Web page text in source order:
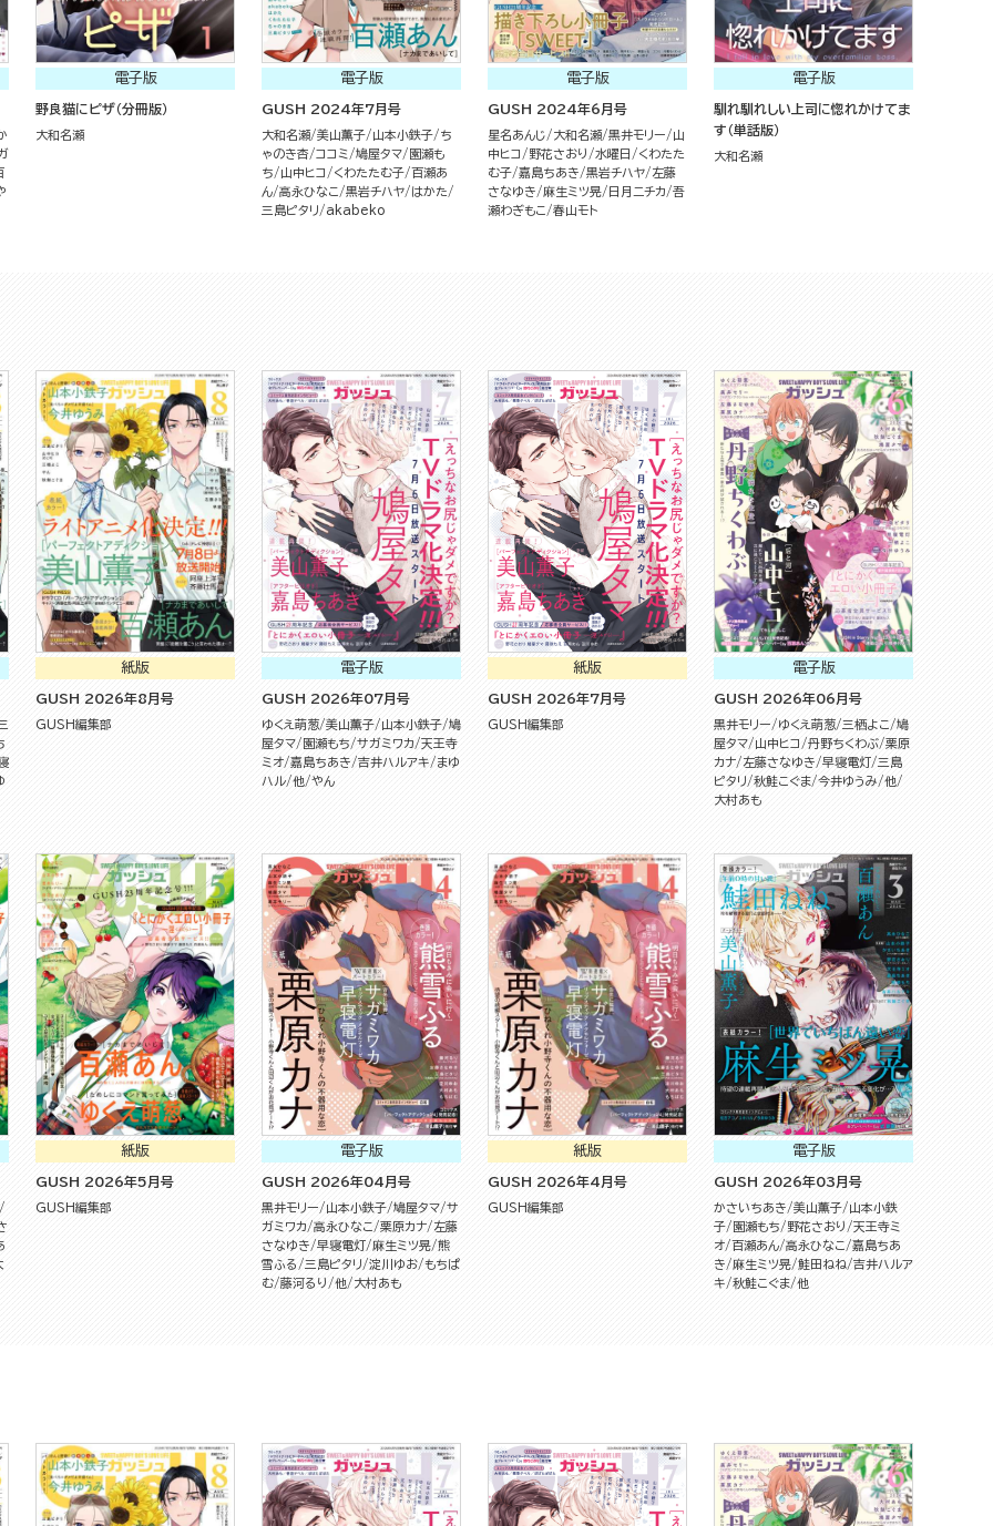
電子版
野良猫にピザ（分冊版）
大和名瀬
電子版
GUSH 2024年7月号
大和名瀬 美山薫子 山本小鉄子
ち
ゃのき杏 ココミ 鳩屋タマ
園瀬も
ち
山中ヒコ くわたたむ子 百瀬あ
ん 高永ひなこ 黒岩チハヤ
はかた
三島ピタリ
akabeko
電子版
GUSH 2024年6月号
星名あんじ 大和名瀬 黒井モリー
山
中ヒコ
野花さおり 水曜日
くわたた
む子 嘉島ちあき 黒岩チハヤ
左藤
さなゆき
麻生ミツ晃 日月ニチカ
吾
瀬わぎもこ
春山モト
電子版
馴れ馴れしい上司に惚れかけてま
す（単話版）
大和名瀬
紙版
GUSH 2026年8月号
GUSH編集部
電子版
GUSH 2026年07月号
ゆくえ萌葱 美山薫子 山本小鉄子 鳩
屋タマ
園瀬もち サガミワカ
天王寺
ミオ 嘉島ちあき 吉井ハルアキ
まゆ
ハル 他 やん
紙版
GUSH 2026年7月号
GUSH編集部
電子版
GUSH 2026年06月号
黒井モリー ゆくえ萌葱 三栖よこ
鳩
屋タマ
山中ヒコ 丹野ちくわぶ 栗原
カナ
左藤さなゆき 早寝電灯 三島
ピタリ
秋鮭こぐま 今井ゆうみ
他
大村あも
紙版
GUSH 2026年5月号
GUSH編集部
電子版
GUSH 2026年04月号
黒井モリー 山本小鉄子 鳩屋タマ サ
ガミワカ
高永ひなこ 栗原カナ
左藤
さなゆき
早寝電灯 麻生ミツ晃 熊
雪ふる
三島ピタリ 淀川ゆお もちぱ
む 藤河るり 他 大村あも
紙版
GUSH 2026年4月号
GUSH編集部
電子版
GUSH 2026年03月号
かさいちあき 美山薫子
山本小鉄
子
園瀬もち 野花さおり
天王寺ミ
オ 百瀬あん 高永ひなこ
嘉島ちあ
き
麻生ミツ晃 鮭田ねね
吉井ハルア
キ
秋鮭こぐま 他